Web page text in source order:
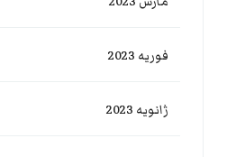
فوریه 2023
ژانویه 2023